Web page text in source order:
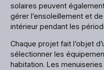
solaires peuvent
gérer l’ensoleillement et
intérieur pendant les
Chaque projet fait l’objet
sélectionner les
habitation. Les